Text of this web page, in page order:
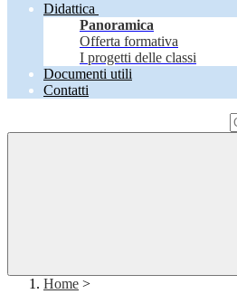
Didattica
Panoramica
Offerta formativa
I progetti delle classi
Documenti utili
Contatti
Home >